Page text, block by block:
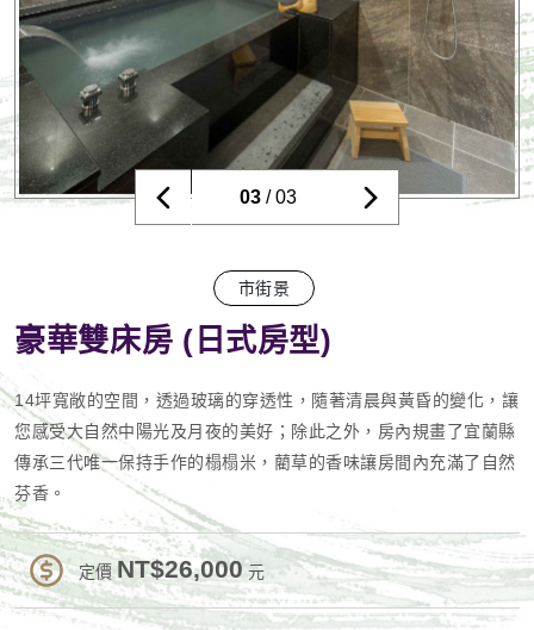
03/ 03
市街景
豪華雙床房 (日式房型)
14坪寬敞的空間，透過玻璃的穿透性，隨著清晨與黃昏的變化，讓
您感受大自然中陽光及月夜的美好；除此之外，房內規畫了宜蘭縣
傳承三代唯一保持手作的榻榻米，藺草的香味讓房間內充滿了自然
芬香。
定價NT$26,000 元